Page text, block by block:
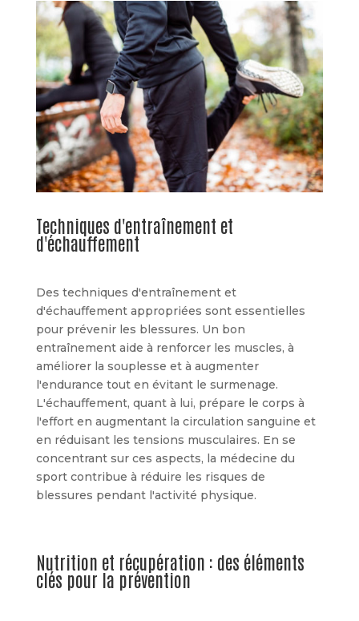
Techniques d'entraînement et
d'échauffement
Des techniques d'entraînement et
d'échauffement appropriées sont essentielles
pour prévenir les blessures. Un bon
entraînement aide à renforcer les muscles, à
améliorer la souplesse et à augmenter
l'endurance tout en évitant le surmenage.
L'échauffement, quant à lui, prépare le corps à
l'effort en augmentant la circulation sanguine et
en réduisant les tensions musculaires. En se
concentrant sur ces aspects, la médecine du
sport contribue à réduire les risques de
blessures pendant l'activité physique.
Nutrition et récupération : des éléments
clés pour la prévention